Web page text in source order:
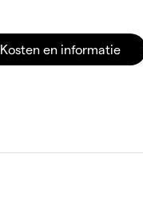
Kosten en informatie